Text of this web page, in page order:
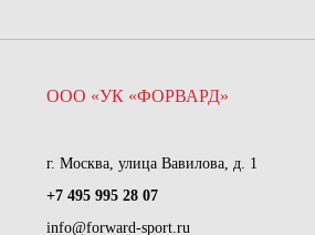
ООО «УК «ФОРВАРД»
г. Москва, улица Вавилова, д. 1
+7 495 995 28 07
info@forward-sport.ru